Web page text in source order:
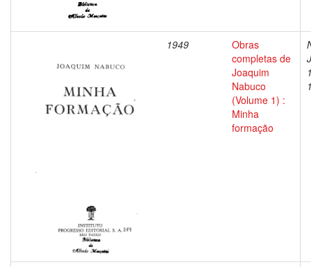
1949
Obras
completas de
Joaquim
Nabuco
(Volume 1) :
Minha
formação